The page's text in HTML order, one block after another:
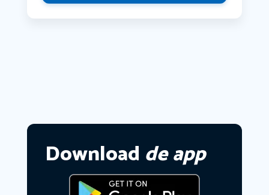
Download de app